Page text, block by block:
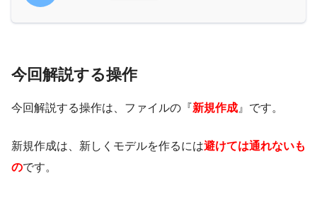
今回解説する操作
今回解説する操作は、ファイルの『新規作成 』です。
新規作成は、新しくモデルを作るには避けては通れないも
のです。